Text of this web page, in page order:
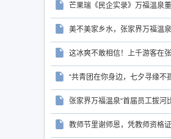
芒果瑞《民企实录》万福温泉
美不美家乡水，张家界万福温
这冰爽不敢相信！上千游客在
“共青团在你身边，七夕寻缘不
张家界万福温泉“首届员工拔河
教师节里谢师恩，凭教师资格